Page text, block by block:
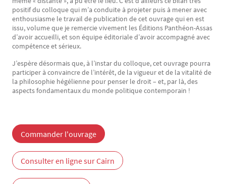
positif du colloque qui m’a conduite à projeter puis à mener avec
enthousiasme le travail de publication de cet ouvrage qui en est
issu, volume que je remercie vivement les Éditions Panthéon-Assas
d’avoir accueilli, et son équipe éditoriale d’avoir accompagné avec
compétence et sérieux.
J’espère désormais que, à l’instar du colloque, cet ouvrage pourra
participer à convaincre de l’intérêt, de la vigueur et de la vitalité de
la philosophie hégélienne pour penser le droit – et, par là, des
aspects fondamentaux du monde politique contemporain !
Commander l'ouvrage
Consulter en ligne sur Cairn